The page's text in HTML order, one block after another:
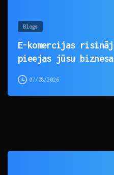
Blogs
E-komercijas
pieejas jūsu
07/08/2026